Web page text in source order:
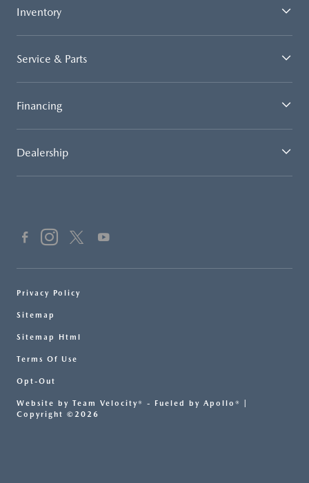
Inventory
Service & Parts
Financing
Dealership
Privacy Policy
Sitemap
Sitemap Html
Terms Of Use
Opt-Out
Website by Team Velocity® - Fueled by Apollo® |
Copyright ©2026